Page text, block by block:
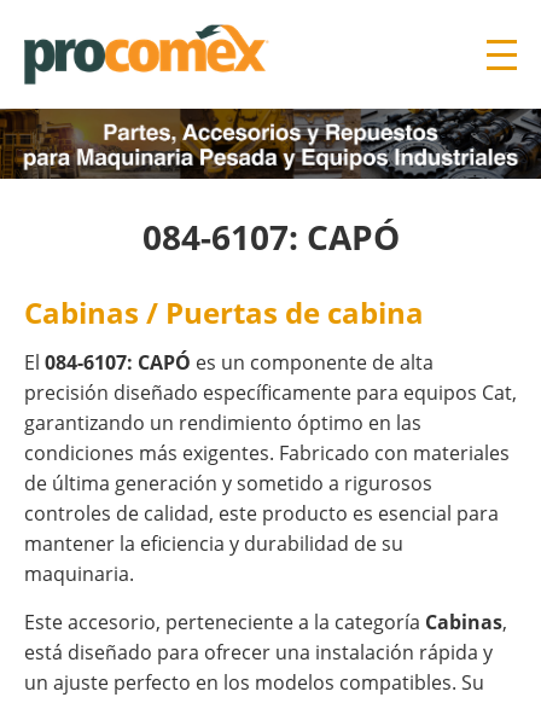
084-6107: CAPÓ
Cabinas / Puertas de cabina
El 084-6107: CAPÓ es un componente de alta
precisión diseñado específicamente para equipos Cat,
garantizando un rendimiento óptimo en las
condiciones más exigentes. Fabricado con materiales
de última generación y sometido a rigurosos
controles de calidad, este producto es esencial para
mantener la eficiencia y durabilidad de su
maquinaria.
Este accesorio, perteneciente a la categoría Cabinas,
está diseñado para ofrecer una instalación rápida y
un ajuste perfecto en los modelos compatibles. Su